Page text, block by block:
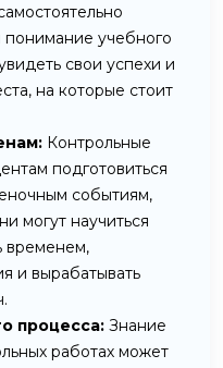
понимание учебного
свои успехи и
на которые стоит
Контрольные
подготовиться
событиям,
могут научиться
временем,
и вырабатывать
процесса: Знание
работах может